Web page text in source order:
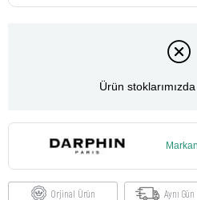
Ürün
Orjinal Ürün Aynı